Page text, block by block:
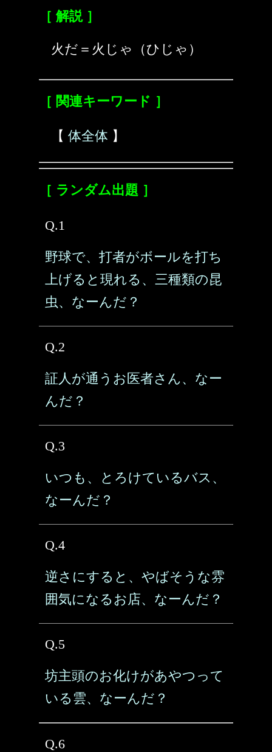
［ 解説 ］
火だ＝火じゃ（ひじゃ）
［ 関連キーワード ］
【 体全体 】
［ ランダム出題 ］
Q.1
野球で、打者がボールを打ち
上げると現れる、三種類の昆
虫、なーんだ？
Q.2
証人が通うお医者さん、なー
んだ？
Q.3
いつも、とろけているバス、
なーんだ？
Q.4
逆さにすると、やばそうな雰
囲気になるお店、なーんだ？
Q.5
坊主頭のお化けがあやつって
いる雲、なーんだ？
Q.6